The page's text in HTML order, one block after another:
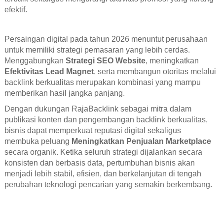
efektif.
Persaingan digital pada tahun 2026 menuntut perusahaan
untuk memiliki strategi pemasaran yang lebih cerdas.
Menggabungkan Strategi SEO Website, meningkatkan
Efektivitas Lead Magnet, serta membangun otoritas melalui
backlink berkualitas merupakan kombinasi yang mampu
memberikan hasil jangka panjang.
Dengan dukungan RajaBacklink sebagai mitra dalam
publikasi konten dan pengembangan backlink berkualitas,
bisnis dapat memperkuat reputasi digital sekaligus
membuka peluang Meningkatkan Penjualan Marketplace
secara organik. Ketika seluruh strategi dijalankan secara
konsisten dan berbasis data, pertumbuhan bisnis akan
menjadi lebih stabil, efisien, dan berkelanjutan di tengah
perubahan teknologi pencarian yang semakin berkembang.